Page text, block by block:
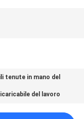
tenute in mano del
del lavoro